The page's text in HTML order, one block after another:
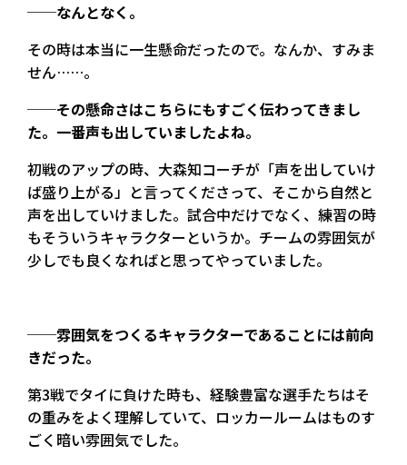
──なんとなく。
その時は本当に一生懸命だったので。なんか、すみま
せん……。
──その懸命さはこちらにもすごく伝わってきまし
た。一番声も出していましたよね。
初戦のアップの時、大森知コーチが「声を出していけ
ば盛り上がる」と言ってくださって、そこから自然と
声を出していけました。試合中だけでなく、練習の時
もそういうキャラクターというか。チームの雰囲気が
少しでも良くなればと思ってやっていました。
──雰囲気をつくるキャラクターであることには前向
きだった。
第3戦でタイに負けた時も、経験豊富な選手たちはそ
の重みをよく理解していて、ロッカールームはものす
ごく暗い雰囲気でした。